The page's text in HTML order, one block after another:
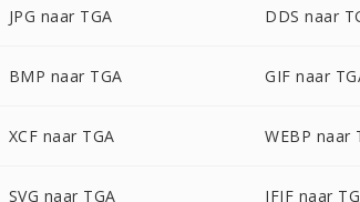
JPG naar TGA DDS naar
BMP naar TGA GIF naar
XCF naar TGA WEBP naar
SVG naar TGA JFIF naar